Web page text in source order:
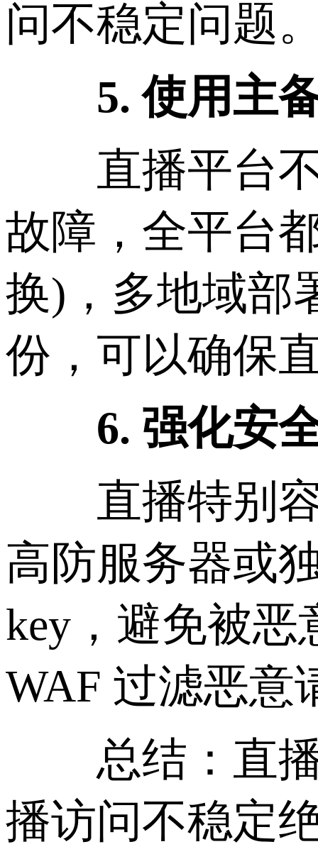
问不稳定问题
5. 使用主备
直播平台不
故障，全平台
换)，多地域部
份，可以确保
6. 强化安全
直播特别容
高防服务器或
key，避免被
WAF 过滤恶意
总结：直播
播访问不稳定